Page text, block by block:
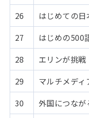
26
はじめての
27
はじめの500
28
エリンが挑
29
マルチメデ
30
外国につな